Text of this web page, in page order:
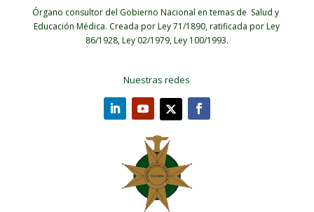
Órgano consultor del Gobierno Nacional en temas de Salud y
Educación Médica. Creada por Ley 71/1890, ratificada por Ley
86/1928, Ley 02/1979, Ley 100/1993.
Nuestras redes